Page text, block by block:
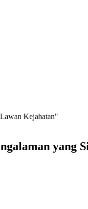
Kejahatan"
yang